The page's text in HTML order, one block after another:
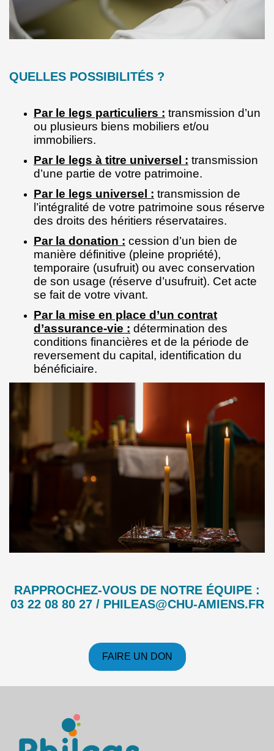
QUELLES POSSIBILITÉS ?
Par le legs particuliers : transmission d’un
ou plusieurs biens mobiliers et/ou
immobiliers.
Par le legs à titre universel : transmission
d’une partie de votre patrimoine.
Par le legs universel : transmission de
l’intégralité de votre patrimoine sous réserve
des droits des héritiers réservataires.
Par la donation : cession d’un bien de
manière définitive (pleine propriété),
temporaire (usufruit) ou avec conservation
de son usage (réserve d’usufruit). Cet acte
se fait de votre vivant.
Par la mise en place d’un contrat
d’assurance-vie : détermination des
conditions financières et de la période de
reversement du capital, identification du
bénéficiaire.
RAPPROCHEZ-VOUS DE NOTRE ÉQUIPE :
03 22 08 80 27 / PHILEAS@CHU-AMIENS.FR
FAIRE UN DON